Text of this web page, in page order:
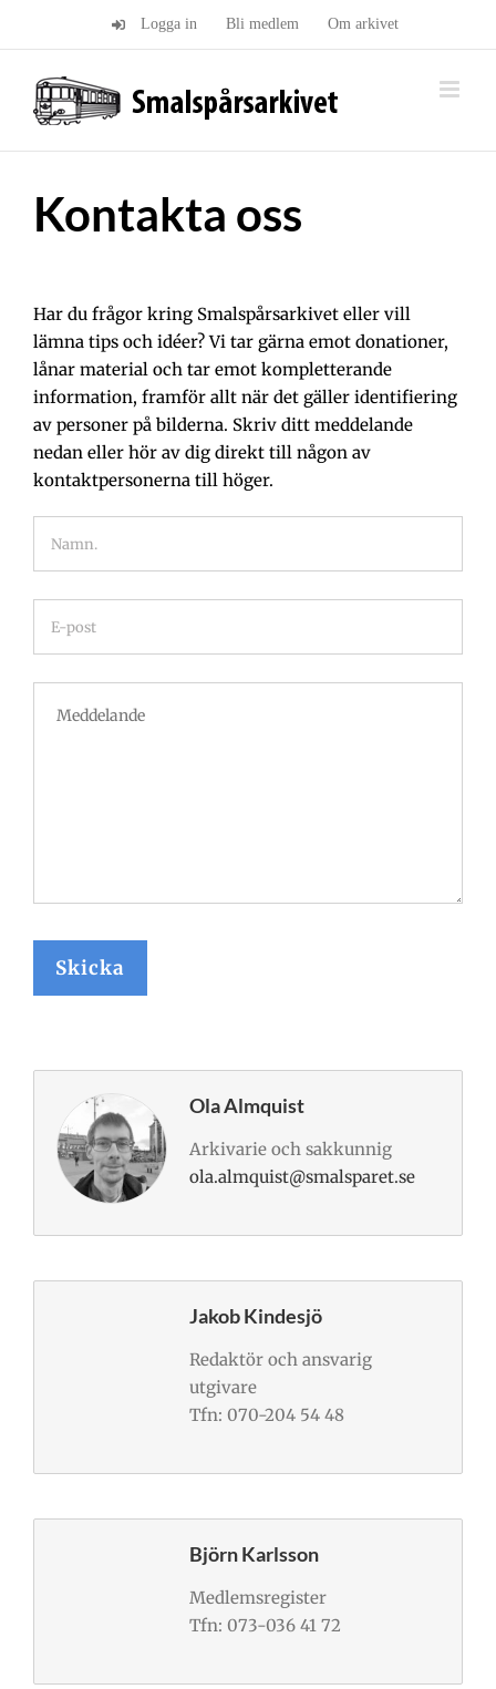
Logga in Bli medlem Om arkivet
Kontakta oss
Har du frågor kring Smalspårsarkivet eller vill
lämna tips och idéer? Vi tar gärna emot donationer,
lånar material och tar emot kompletterande
information, framför allt när det gäller identifiering
av personer på bilderna. Skriv ditt meddelande
nedan eller hör av dig direkt till någon av
kontaktpersonerna till höger.
Ola Almquist
Arkivarie och sakkunnig
ola.almquist@smalsparet.se
Jakob Kindesjö
Redaktör och ansvarig
utgivare
Tfn: 070-204 54 48
Björn Karlsson
Medlemsregister
Tfn: 073-036 41 72